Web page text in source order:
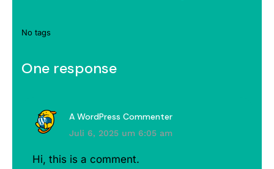
No tags
One response
A WordPress Commenter
Juli 6, 2025 um 6:05 am
Hi, this is a comment.